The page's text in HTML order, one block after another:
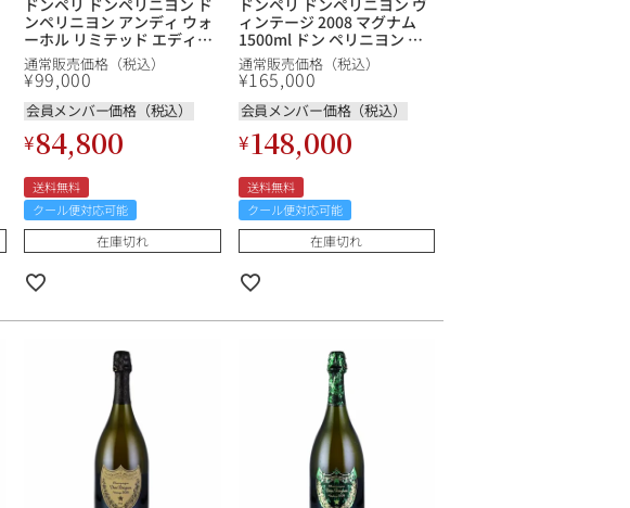
ンペリニヨン アンディ ウォ
ーホル リミテッド エディシ
ョン ( ラベル：青 ) 2002 ラ
ベル不良 ドン ペリニヨン ド
ンペリニョン Dom
Perignon Andy Warhol
Limited Edition ( Blue ) フ
ランス シャンパン シャンパ
ーニュ
通常販売価格（税込）
¥99,000
会員メンバー価格（税込）
¥84,800
送料無料
クール便対応可能
在庫切れ
ィンテージ 2008 マグナム
1500ml ドン ペリニヨン ド
ンペリニョン Dom
Perignon Vintage フランス
シャンパン シャンパーニュ
通常販売価格（税込）
¥165,000
会員メンバー価格（税込）
¥148,000
送料無料
クール便対応可能
在庫切れ